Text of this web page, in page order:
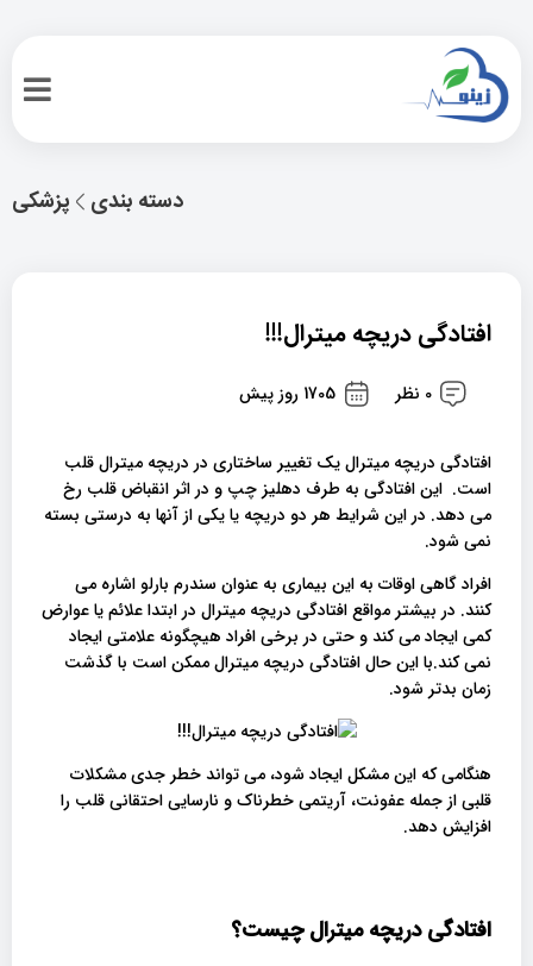
پزشکی دسته بندی
افتادگی دریچه میترال!!!
0 نظر 1705 روز پیش
افتادگی دریچه میترال یک تغییر ساختاری در دریچه میترال قلب
است. این افتادگی به طرف دهلیز چپ و در اثر انقباض قلب رخ
می دهد. در این شرایط هر دو دریچه یا یکی از آنها به درستی بسته
نمی شود.
افراد گاهی اوقات به این بیماری به عنوان سندرم بارلو اشاره می
کنند. در بیشتر مواقع افتادگی دریچه میترال در ابتدا علائم یا عوارض
کمی ایجاد می کند و حتی در برخی افراد هیچگونه علامتی ایجاد
نمی کند.با این حال افتادگی دریچه میترال ممکن است با گذشت
زمان بدتر شود.
هنگامی که این مشکل ایجاد شود، می تواند خطر جدی مشکلات
قلبی از جمله عفونت، آریتمی خطرناک و نارسایی احتقانی قلب را
افزایش دهد.
افتادگی دریچه میترال چیست؟